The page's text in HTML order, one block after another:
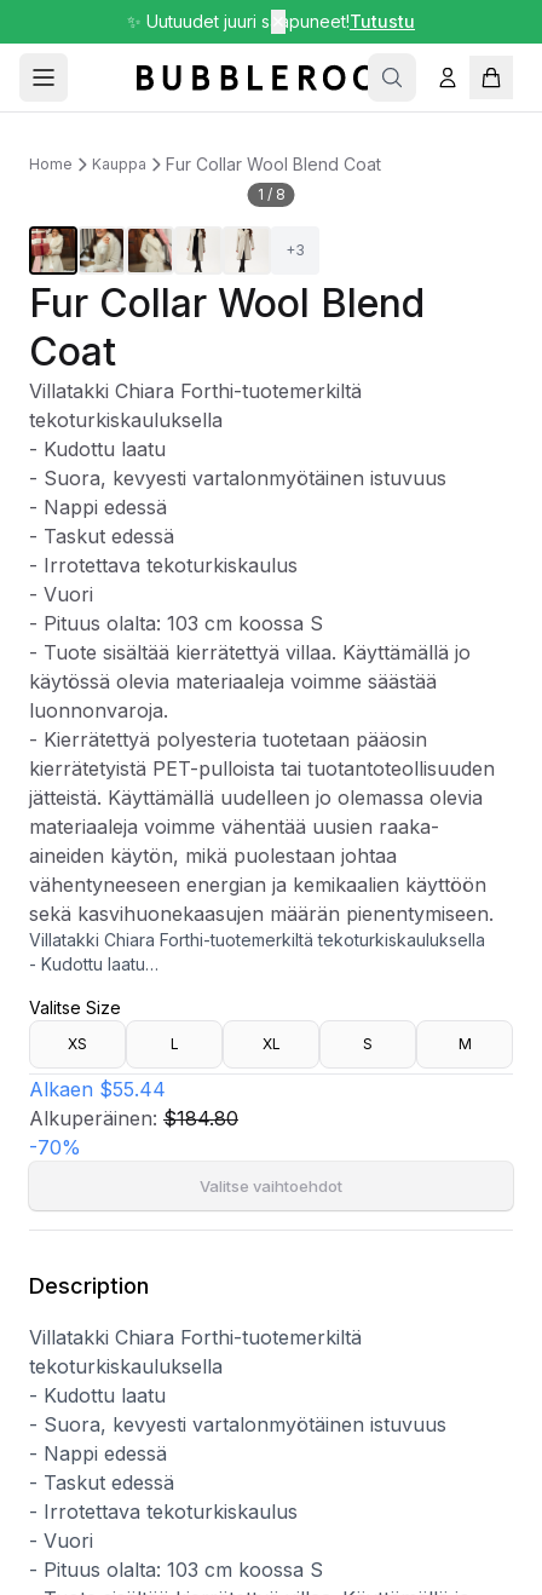
✨ Uutuudet juuri saapuneet!Tutustu
Home Kauppa Fur Collar Wool Blend Coat
1 / 8
+3
Fur Collar Wool Blend
Coat
Villatakki Chiara Forthi-tuotemerkiltä
tekoturkiskauluksella
- Kudottu laatu
- Suora, kevyesti vartalonmyötäinen istuvuus
- Nappi edessä
- Taskut edessä
- Irrotettava tekoturkiskaulus
- Vuori
- Pituus olalta: 103 cm koossa S
- Tuote sisältää kierrätettyä villaa. Käyttämällä jo
käytössä olevia materiaaleja voimme säästää
luonnonvaroja.
- Kierrätettyä polyesteria tuotetaan pääosin
kierrätetyistä PET-pulloista tai tuotantoteollisuuden
jätteistä. Käyttämällä uudelleen jo olemassa olevia
materiaaleja voimme vähentää uusien raaka-
aineiden käytön, mikä puolestaan johtaa
vähentyneeseen energian ja kemikaalien käyttöön
sekä kasvihuonekaasujen määrän pienentymiseen.
Villatakki Chiara Forthi-tuotemerkiltä tekoturkiskauluksella
- Kudottu laatu
- Nappi edessä
- Taskut edessä
- Irrotettava tekoturkiskaulus
- Vuori
- Pituus olalta: 103 cm koossa S
- Tuote sisältää kierrätettyä villaa. Käyttämällä jo käytössä
olevia materiaaleja voimme säästää luonnonvaroja.
- Kierrätettyä polyesteria tuotetaan pääosin kierrätetyistä
PET-pulloista tai tuotantoteollisuuden jätteistä. Käyttämällä
uudelleen jo olemassa olevia materiaaleja voimme vähentää
vähentyneeseen energian ja kemikaalien käyttöön sekä
kasvihuonekaasujen määrän pienentymiseen.
Valitse Size
XS L XL S M
Alkaen $55.44
Alkuperäinen: $184.80
-70%
Valitse vaihtoehdot
Description
Villatakki Chiara Forthi-tuotemerkiltä
tekoturkiskauluksella
- Kudottu laatu
- Suora, kevyesti vartalonmyötäinen istuvuus
- Nappi edessä
- Taskut edessä
- Irrotettava tekoturkiskaulus
- Vuori
- Pituus olalta: 103 cm koossa S